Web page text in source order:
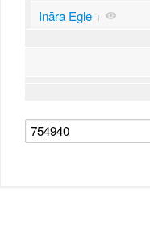
Ināra Egle +